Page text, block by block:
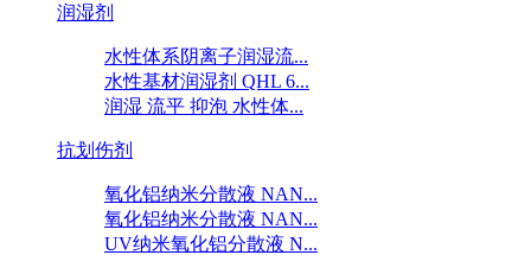
润湿剂
水性体系阴离子润湿流...
水性基材润湿剂 QHL 6...
润湿 流平 抑泡 水性体...
抗划伤剂
氧化铝纳米分散液 NAN...
氧化铝纳米分散液 NAN...
UV纳米氧化铝分散液 N...